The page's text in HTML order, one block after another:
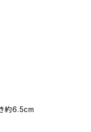
約6.5cm